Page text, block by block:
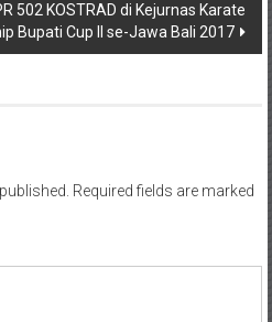
502 KOSTRAD di Kejurnas Karate
Bupati Cup II se-Jawa Bali 2017
Required fields are marked